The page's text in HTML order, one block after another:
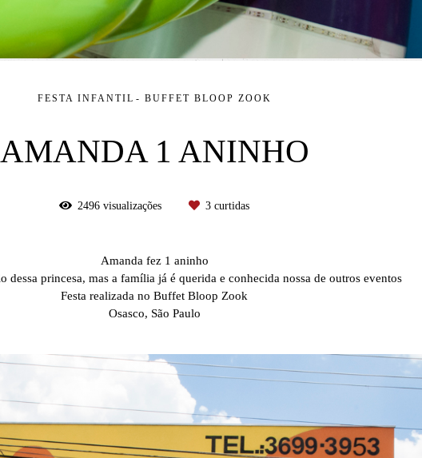
FESTA INFANTIL BUFFET BLOOP ZOOK
AMANDA 1 ANINHO
2496 visualizações 3 curtidas
Amanda fez 1 aninho
dessa princesa, mas a família já é querida e conhecida nossa de outros eventos
Festa realizada no Buffet Bloop Zook
Osasco, São Paulo